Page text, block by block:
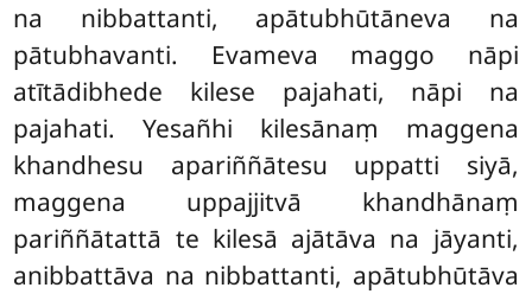
na nibbattanti, apātubhūtāneva na
pātubhavanti. Evameva maggo nāpi
atītādibhede kilese pajahati, nāpi na
pajahati. Yesañhi kilesānaṃ maggena
khandhesu apariññātesu uppatti siyā,
maggena uppajjitvā khandhānaṃ
pariññātattā te kilesā ajātāva na jāyanti,
anibbattāva na nibbattanti, apātubhūtāva